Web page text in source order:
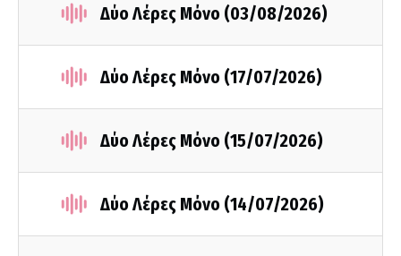
Δύο Λέρες Μόνο (03/08/2026)
Δύο Λέρες Μόνο (17/07/2026)
Δύο Λέρες Μόνο (15/07/2026)
Δύο Λέρες Μόνο (14/07/2026)